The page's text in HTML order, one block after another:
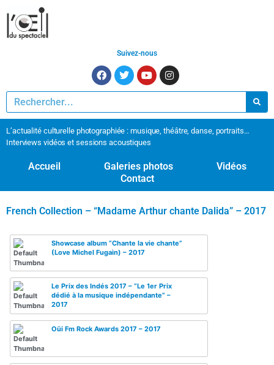
Suivez-nous
L’actualité culturelle photographiée : musique, théâtre, danse, portraits…
Interviews vidéos et sessions acoustiques
Accueil Galeries photos
Vidéos
Contact
French Collection – “Madame Arthur chante Dalida” – 2017
Showcase album “Chante la vie chante”
(Love Michel Fugain) – 2017
Le Prix des Indés 2017 – “Le 1er Prix
dédié à la musique indépendante” –
2017
Oüi Fm Rock Awards 2017 – 2017